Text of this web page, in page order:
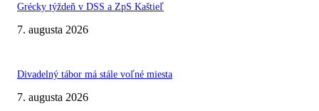
Grécky týždeň v DSS a ZpS Kaštieľ
7. augusta 2026
Divadelný tábor má stále voľné miesta
7. augusta 2026